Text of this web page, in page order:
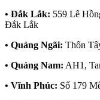
• Đắk Lắk: 559 Lê
Đắk Lắk
• Quảng Ngãi: Thôn
• Quảng Nam: AH1,
• Vĩnh Phúc: Số 179